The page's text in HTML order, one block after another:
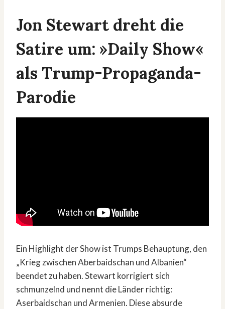
Jon Stewart dreht die
Satire um: »Daily Show«
als Trump-Propaganda-
Parodie
Ein Highlight der Show ist Trumps Behauptung, den
„Krieg zwischen Aberbaidschan und Albanien“
beendet zu haben. Stewart korrigiert sich
schmunzelnd und nennt die Länder richtig:
Aserbaidschan und Armenien. Diese absurde